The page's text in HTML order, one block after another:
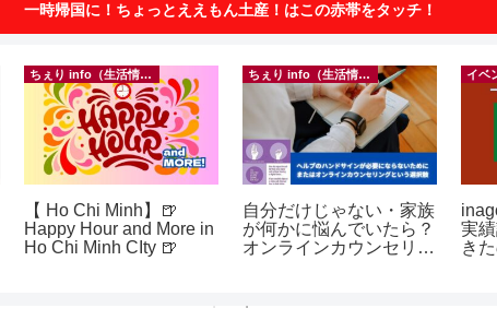
一時帰国に！ちょっとええもん土産！はこの赤帯をタッチ！
ちぇり info（生活情報）
【 Ho Chi Minh】🍺
Happy Hour and More in
Ho Chi Minh CIty 🍺
ちぇり info（生活情報）
自分だけじゃない・家族
が何かに悩んでいたら？
オンラインカウンセリン
イベ
実
き